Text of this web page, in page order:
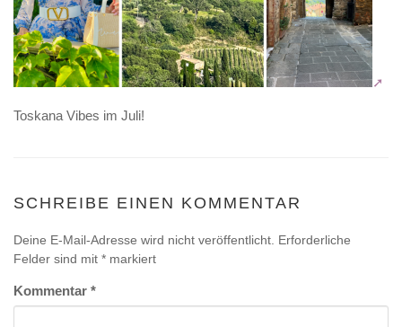
Toskana Vibes im Juli!
SCHREIBE EINEN KOMMENTAR
Deine E-Mail-Adresse wird nicht veröffentlicht. Erforderliche
Felder sind mit * markiert
Kommentar *